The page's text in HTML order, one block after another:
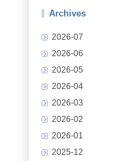
Archives
2026-07
2026-06
2026-05
2026-04
2026-03
2026-02
2026-01
2025-12